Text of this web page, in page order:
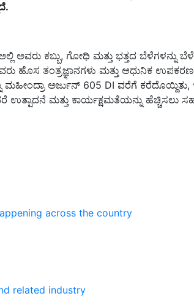
across the country
related industry
ಕಬ್ಬು, ಗೋಧಿ ಮತ್ತು ಭತ್ತದ ಬೆಳೆಗಳನ್ನು
ಹೊಸ ತಂತ್ರಜ್ಞಾನಗಳು ಮತ್ತು ಆಧುನಿಕ
ಮಹೀಂದ್ರಾ ಅರ್ಜುನ್ 605 DI ವರೆಗೆ ಕರೆದೊಯ್ದಿತು,
ಉತ್ಪಾದನೆ ಮತ್ತು ಕಾರ್ಯಕ್ಷಮತೆಯನ್ನು ಹೆಚ್ಚಿಸಲು